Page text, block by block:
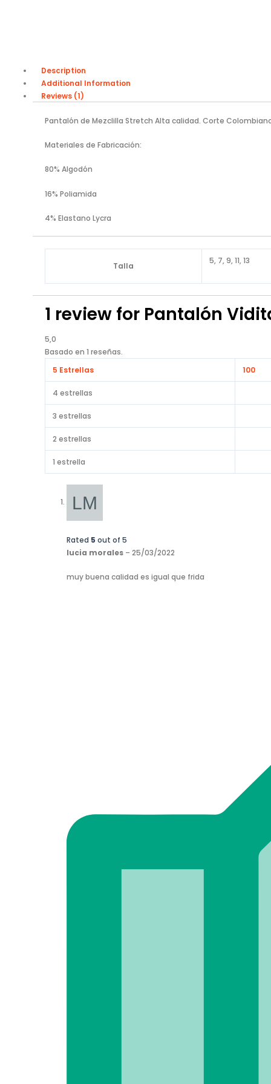
Description
Additional Information
Reviews (1)
Pantalón de Mezclilla Stretch Alta calidad. Corte
Materiales de Fabricación:
80% Algodón
16% Poliamida
4% Elastano Lycra
Talla
5, 7, 9, 11, 13
1 review for Pantalón
5,0
Basado en 1 reseñas.
5 Estrellas
100
4 estrellas
3 estrellas
2 estrellas
1 estrella
Rated 5 out of 5
lucia morales – 25/03/2022
muy buena calidad es igual que frida